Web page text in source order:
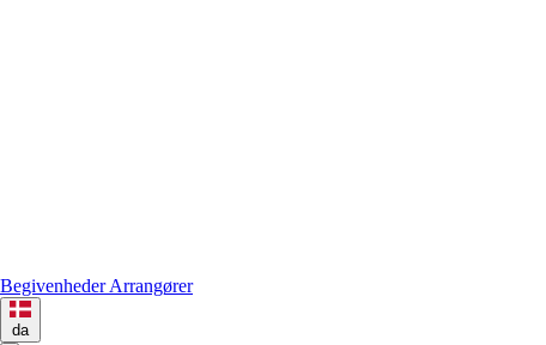
BegivenhederArrangører
da